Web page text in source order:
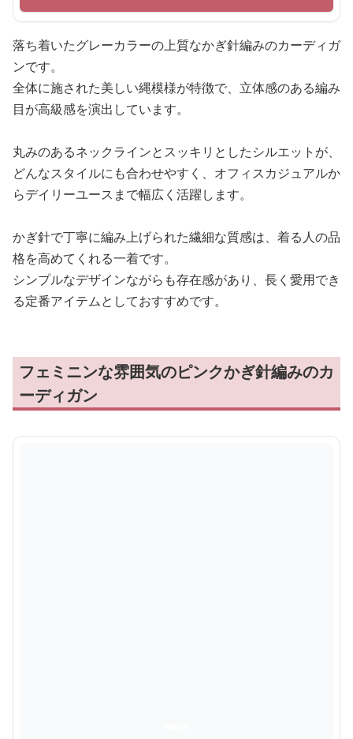
落ち着いたグレーカラーの上質なかぎ針編みのカーディガ
ンです。
全体に施された美しい縄模様が特徴で、立体感のある編み
目が高級感を演出しています。
丸みのあるネックラインとスッキリとしたシルエットが、
どんなスタイルにも合わせやすく、オフィスカジュアルか
らデイリーユースまで幅広く活躍します。
かぎ針で丁寧に編み上げられた繊細な質感は、着る人の品
格を高めてくれる一着です。
シンプルなデザインながらも存在感があり、長く愛用でき
る定番アイテムとしておすすめです。
フェミニンな雰囲気のピンクかぎ針編みのカ
ーディガン